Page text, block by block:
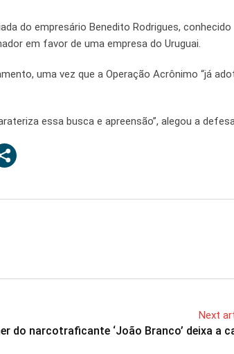
do empresário Benedito Rodrigues, conhecido
em favor de uma empresa do Uruguai.
uma vez que a Operação Acrônimo “já
essa busca e apreensão”, alegou a
Next
do narcotraficante ‘João Branco’ deixa a